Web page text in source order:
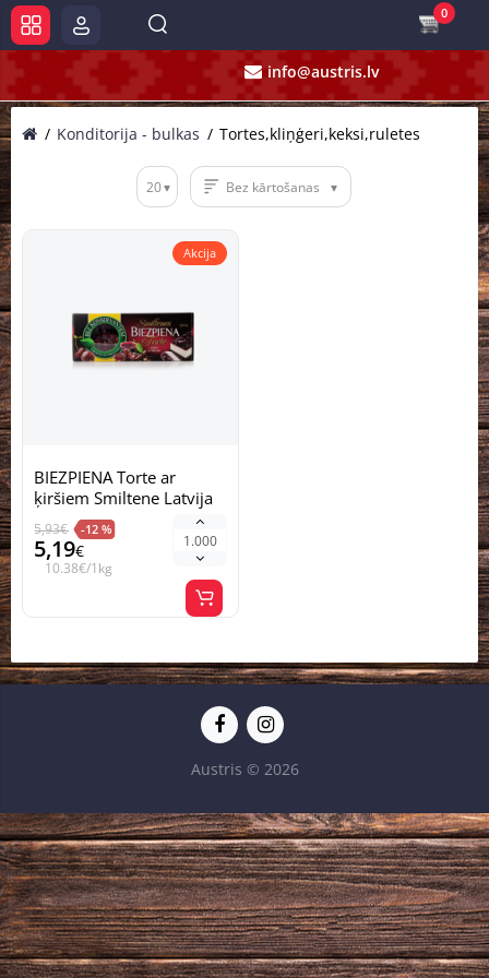
info@austris.lv
0
Konditorija - bulkas Tortes,kliņģeri,keksi,ruletes
20 Bez kārtošanas
Akcija
BIEZPIENA Torte ar
ķiršiem Smiltene Latvija
500g (1/4) 8d
5,93€ -12 %
5,19€
10.38€/1kg
Austris © 2026